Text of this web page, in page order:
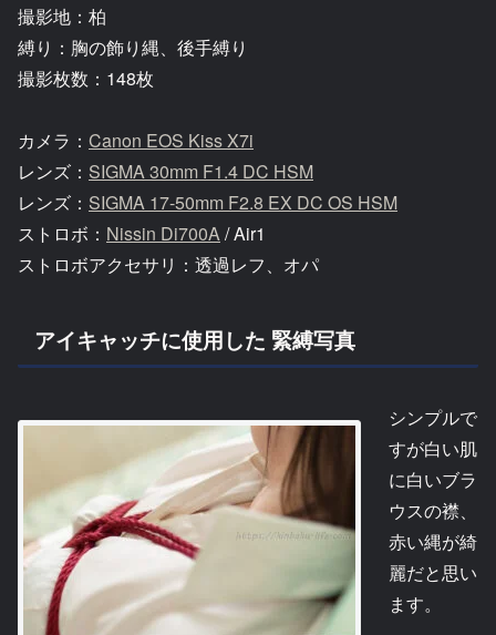
撮影地：柏
縛り：胸の飾り縄、後手縛り
撮影枚数：148枚
カメラ： Canon EOS Kiss X7i
レンズ： SIGMA 30mm F1.4 DC HSM
レンズ： SIGMA 17-50mm F2.8 EX DC OS HSM
ストロボ： Nissin Di700A/ Air1
ストロボアクセサリ：透過レフ、オパ
アイキャッチに使用した 緊縛写真
シンプルで
すが白い肌
に白いブラ
ウスの襟、
赤い縄が綺
麗だと思い
ます。